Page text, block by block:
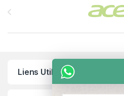
Liens Utiles